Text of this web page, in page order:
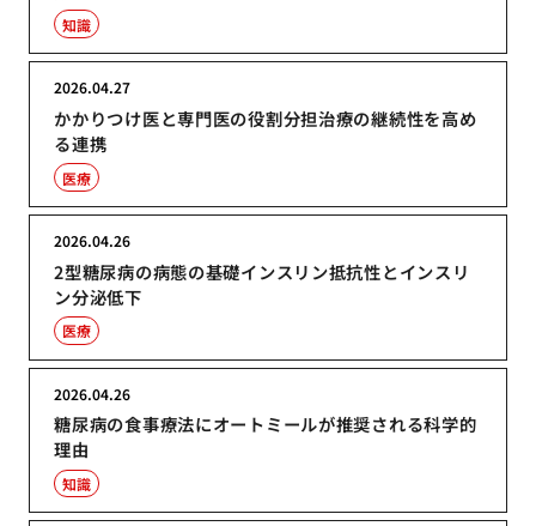
知識
かかりつけ医と専門医の役割分担治療の継続性を高め
る連携
2026.04.27
医療
2型糖尿病の病態の基礎インスリン抵抗性とインスリ
ン分泌低下
2026.04.26
医療
糖尿病の食事療法にオートミールが推奨される科学的
理由
2026.04.26
知識